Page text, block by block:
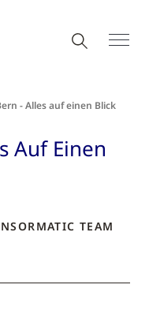
- Alles auf einen Blick
Auf Einen
TEAM